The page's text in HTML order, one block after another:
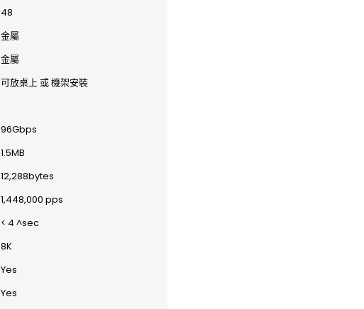
48
金屬
金屬
可放桌上 或 機架安裝
96Gbps
1.5MB
12,288bytes
1,448,000 pps
< 4 ^sec
8K
Yes
Yes